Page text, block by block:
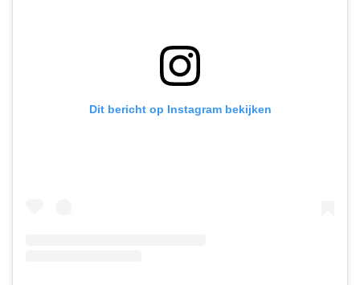
Dit bericht op Instagram bekijken